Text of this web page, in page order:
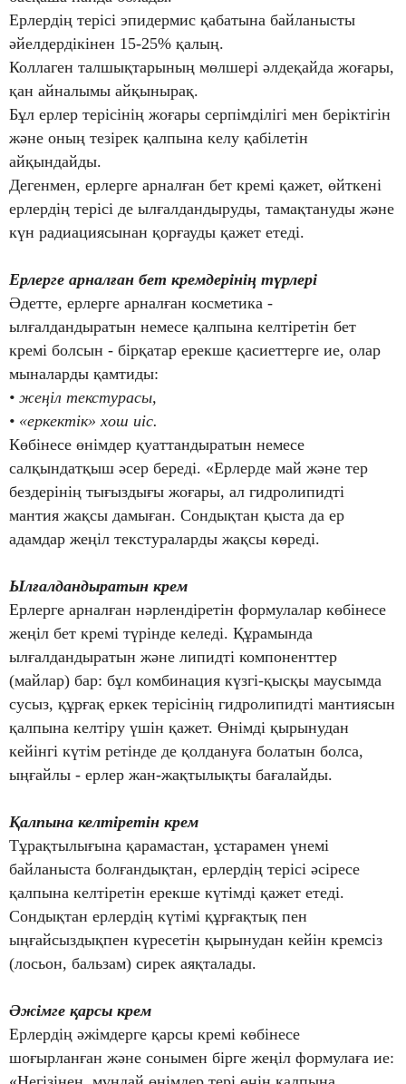
Ерлердің терісі эпидермис қабатына байланысты
әйелдердікінен 15-25% қалың.
Коллаген талшықтарының мөлшері әлдеқайда жоғары,
қан айналымы айқынырақ.
Бұл ерлер терісінің жоғары серпімділігі мен беріктігін
және оның тезірек қалпына келу қабілетін
айқындайды.
Дегенмен, ерлерге арналған бет кремі қажет, өйткені
ерлердің терісі де ылғалдандыруды, тамақтануды және
күн радиациясынан қорғауды қажет етеді.
Ерлерге арналған бет кремдерінің түрлері
Әдетте, ерлерге арналған косметика -
ылғалдандыратын немесе қалпына келтіретін бет
кремі болсын - бірқатар ерекше қасиеттерге ие, олар
мыналарды қамтиды:
• жеңіл текстурасы,
• «еркектік» хош иіс.
Көбінесе өнімдер қуаттандыратын немесе
салқындатқыш әсер береді. «Ерлерде май және тер
бездерінің тығыздығы жоғары, ал гидролипидті
мантия жақсы дамыған. Сондықтан қыста да ер
адамдар жеңіл текстураларды жақсы көреді.
Ылғалдандыратын крем
Ерлерге арналған нәрлендіретін формулалар көбінесе
жеңіл бет кремі түрінде келеді. Құрамында
ылғалдандыратын және липидті компоненттер
(майлар) бар: бұл комбинация күзгі-қысқы маусымда
сусыз, құрғақ еркек терісінің гидролипидті мантиясын
қалпына келтіру үшін қажет. Өнімді қырынудан
кейінгі күтім ретінде де қолдануға болатын болса,
ыңғайлы - ерлер жан-жақтылықты бағалайды.
Қалпына келтіретін крем
Тұрақтылығына қарамастан, ұстарамен үнемі
байланыста болғандықтан, ерлердің терісі әсіресе
қалпына келтіретін ерекше күтімді қажет етеді.
Сондықтан ерлердің күтімі құрғақтық пен
ыңғайсыздықпен күресетін қырынудан кейін кремсіз
(лосьон, бальзам) сирек аяқталады.
Әжімге қарсы крем
Ерлердің әжімдерге қарсы кремі көбінесе
шоғырланған және сонымен бірге жеңіл формулаға ие: